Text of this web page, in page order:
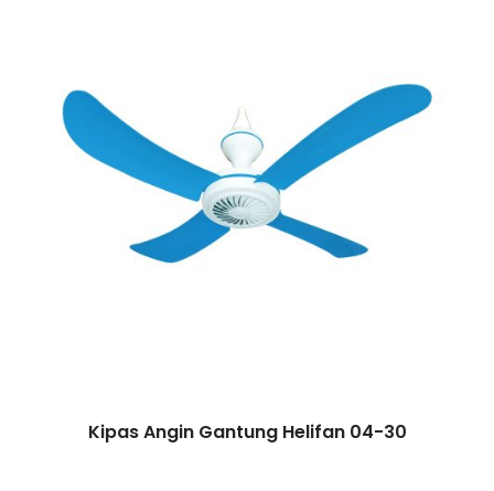
Kipas Angin Gantung Helifan 04-30